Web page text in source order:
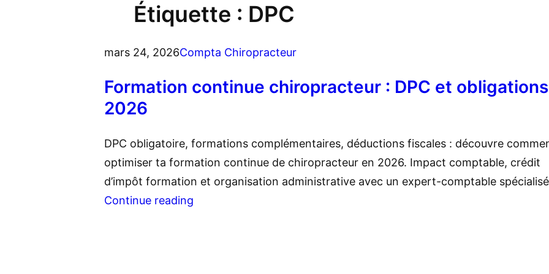
Étiquette : DPC
mars 24, 2026Compta Chiropracteur
Formation continue chiropracteur : DPC et obligations
2026
DPC obligatoire, formations complémentaires, déductions fiscales : découvre
optimiser ta formation continue de chiropracteur en 2026. Impact comptable, crédit
d’impôt formation et organisation administrative avec un expert-comptable
Continue reading